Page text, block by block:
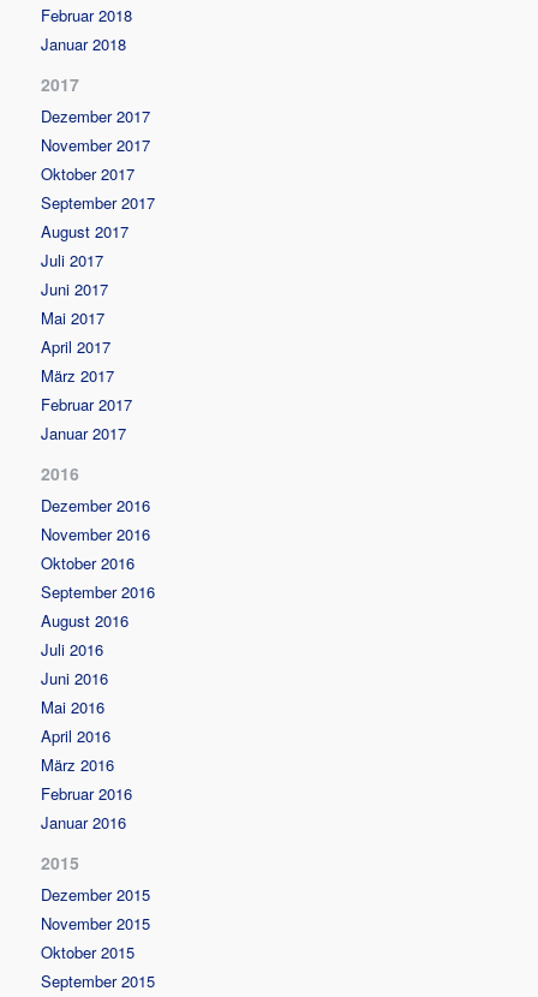
Februar 2018
Januar 2018
2017
Dezember 2017
November 2017
Oktober 2017
September 2017
August 2017
Juli 2017
Juni 2017
Mai 2017
April 2017
März 2017
Februar 2017
Januar 2017
2016
Dezember 2016
November 2016
Oktober 2016
September 2016
August 2016
Juli 2016
Juni 2016
Mai 2016
April 2016
März 2016
Februar 2016
Januar 2016
2015
Dezember 2015
November 2015
Oktober 2015
September 2015